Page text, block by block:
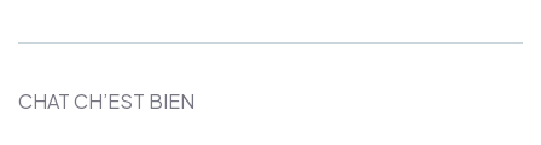
CHAT CH’EST BIEN